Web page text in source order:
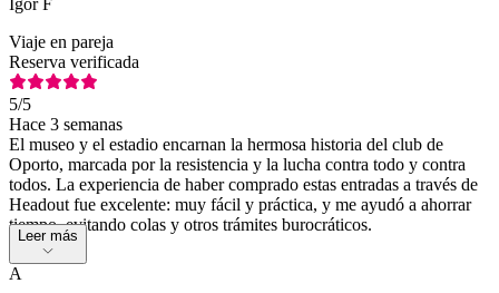
Viaje en pareja
Reserva verificada
5/5
Hace 3 semanas
El museo y el estadio encarnan la hermosa historia del club de
Oporto, marcada por la resistencia y la lucha contra todo y contra
todos. La experiencia de haber comprado estas entradas a través de
Headout fue excelente: muy fácil y práctica, y me ayudó a ahorrar
tiempo, evitando colas y otros trámites burocráticos.
Leer más
A